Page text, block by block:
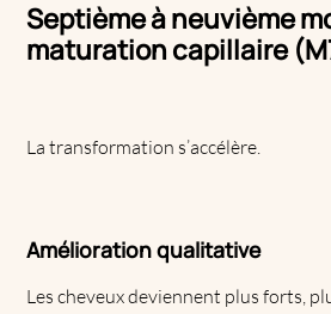
Septième à neuvième
maturation capillaire
La transformation s’accélère.
Amélioration qualitative
Les cheveux deviennent plus forts,